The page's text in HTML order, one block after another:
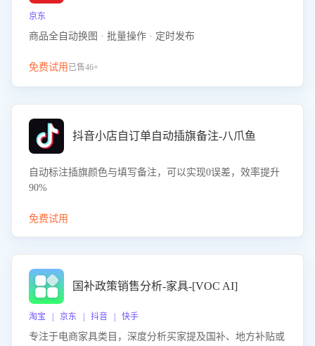
京东
商品全自动换图 · 批量操作 · 定时发布
免费试用 已售46+
抖音小店自订单自动插旗备注-八爪鱼
自动标注插旗颜色与填写备注，可以实现0误差，效率提升
90%
免费试用
国补政策销售分析-家具-[VOC AI]
淘宝 | 京东 | 抖音 | 快手
专注于电商家具类目，深度分析买家提及国补、地方补贴或